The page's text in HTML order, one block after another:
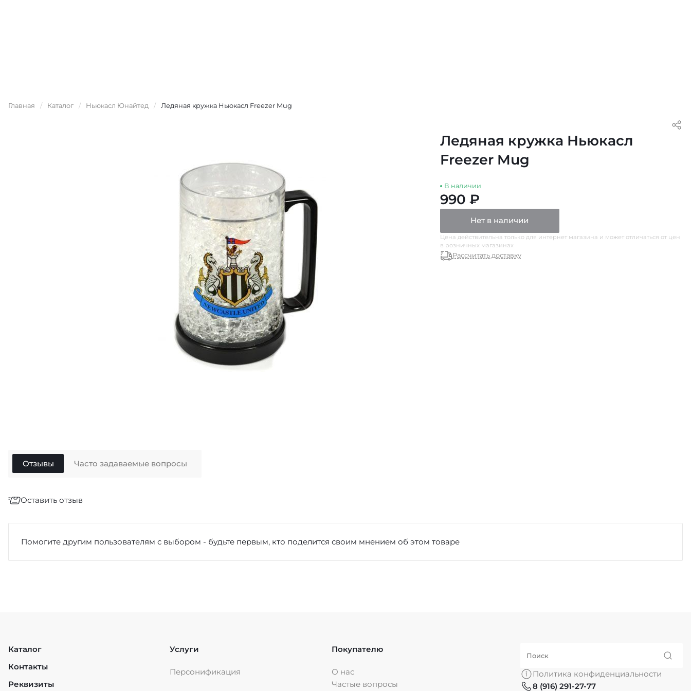
Главная / Каталог / Ньюкасл Юнайтед / Ледяная кружка Ньюкасл Freezer Mug
Ледяная кружка Ньюкасл
Freezer Mug
В наличии
990 ₽
Нет в наличии
Цена действительна только для интернет магазина и может отличаться от цен
в розничных магазинах
Рассчитать доставку
Отзывы
Оставить отзыв
Недостатки
Помогите другим пользователям с выбором - будьте первым, кто поделится своим мнением об этом товаре
Часто задаваемые вопросы
Каталог
Контакты
Реквизиты
Услуги
Персонификация
Покупателю
О нас
Частые вопросы
Политика конфиденциальности
8 (916) 291-27-77